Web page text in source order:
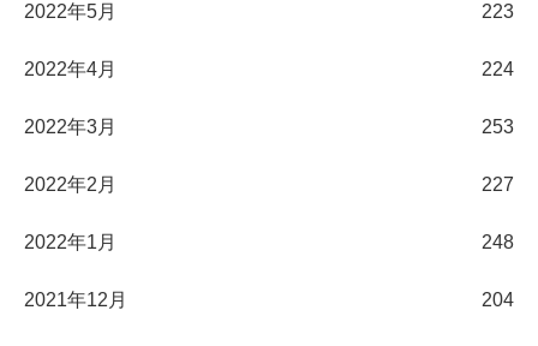
2022年5月 223
2022年4月 224
2022年3月 253
2022年2月 227
2022年1月 248
2021年12月 204